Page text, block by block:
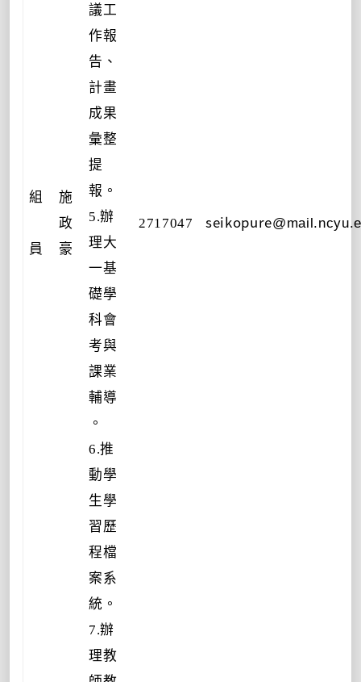
組
員
施
政
豪
議工
作報
告、
計畫
成果
彙整
提
報。
5.辦
理大
一基
礎學
科會
考與
課業
輔導
。
6.推
動學
生學
習歷
程檔
案系
統。
7.辦
理教
2717047 seikopure